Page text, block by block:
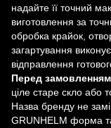
надайте її точний
виготовлення за
обробка крайок,
загартування
відправлення
Перед
ціле старе скло або
Назва бренду не
GRUNHELM форма та